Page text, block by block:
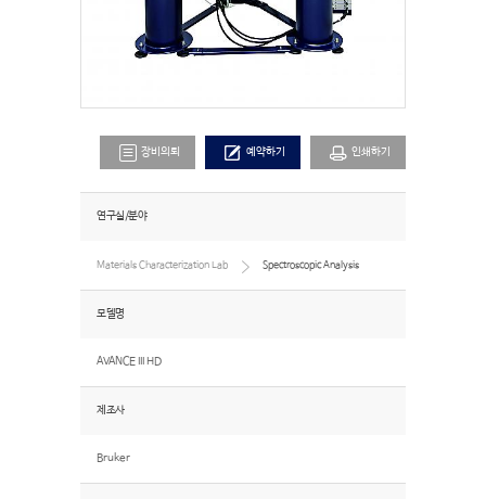
장비의뢰 예약하기 인쇄하기
연구실/분야
Materials Characterization Lab Spectroscopic Analysis
모델명
AVANCE III HD
제조사
Bruker